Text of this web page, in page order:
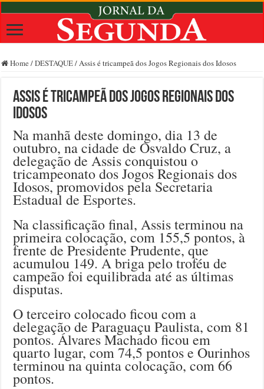
Home /DESTAQUE/Assis é tricampeã dos Jogos Regionais dos Idosos
Assis é tricampeã dos Jogos Regionais dos
Idosos
Na manhã deste domingo, dia 13 de
outubro, na cidade de Osvaldo Cruz, a
delegação de Assis conquistou o
tricampeonato dos Jogos Regionais dos
Idosos, promovidos pela Secretaria
Estadual de Esportes.
Na classificação final, Assis terminou na
primeira colocação, com 155,5 pontos, à
frente de Presidente Prudente, que
acumulou 149. A briga pelo troféu de
campeão foi equilibrada até as últimas
disputas.
O terceiro colocado ficou com a
delegação de Paraguaçu Paulista, com 81
pontos. Álvares Machado ficou em
quarto lugar, com 74,5 pontos e Ourinhos
terminou na quinta colocação, com 66
pontos.